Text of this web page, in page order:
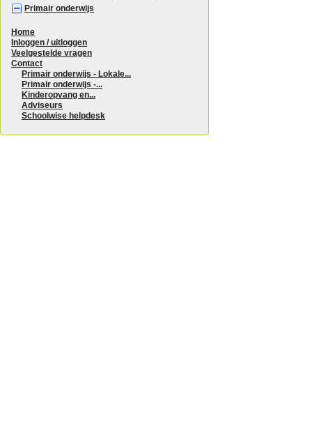
Primair onderwijs
Home
Inloggen / uitloggen
Veelgestelde vragen
Contact
Primair onderwijs - Lokale...
Primair onderwijs -...
Kinderopvang en...
Adviseurs
Schoolwise helpdesk